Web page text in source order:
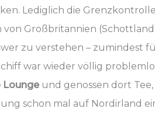
Lediglich die
von Großbritannien
zu verstehen – zumindest
war wieder völlig
Loungeund genossen dort
schon mal auf Nordirland